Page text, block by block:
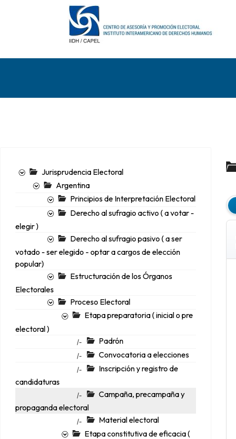
Jurisprudencia Electoral
Argentina
Principios de Interpretación Electoral
Derecho al sufragio activo ( a votar -
elegir )
Derecho al sufragio pasivo ( a ser
votado - ser elegido - optar a cargos de elección
popular)
Estructuración de los Órganos
Electorales
Proceso Electoral
Etapa preparatoria ( inicial o pre
electoral )
|- Padrón
|- Convocatoria a elecciones
|-
Inscripción y registro de
candidaturas
|-
Campaña, precampaña y
propaganda electoral
|-
Material electoral
Etapa constitutiva de eficacia (